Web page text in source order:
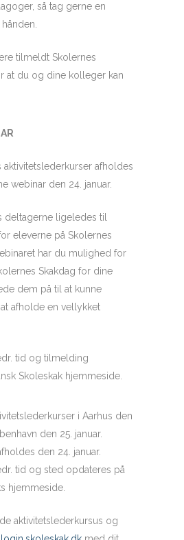
så tag gerne en
tilmeldt Skolernes
at du og dine kolleger kan
aktivitetslederkurser afholdes
webinar den 24. januar.
deltagerne ligeledes til
eleverne på Skolernes
har du mulighed for
Skakdag for dine
dem på til at kunne
afholde en vellykket
tid og tilmelding
Skoleskak hjemmeside.
i Aarhus den
den 25. januar.
den 24. januar.
tid og sted opdateres på
hjemmeside.
aktivitetslederkursus og